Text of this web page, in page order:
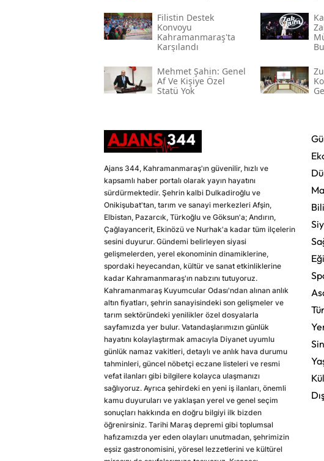
Filistin Destek
Konvoyu
Kahramanmaraş'ta
Karşılandı
Mehmet Şahin: Genel
Af Ve Kişiye Özel
Statü Yok
Ajans 344, Kahramanmaraş'ın güvenilir, hızlı ve
kapsamlı haber portalı olarak yayın hayatını
sürdürmektedir. Şehrin kalbi Dulkadiroğlu ve
Onikişubat'tan, tarım ve sanayi merkezleri Afşin,
Elbistan, Pazarcık, Türkoğlu ve Göksun'a; Andırın,
Çağlayancerit, Ekinözü ve Nurhak'a kadar tüm ilçelerin
sesini duyurur. Gündemi belirleyen siyasi
gelişmelerden, yerel ekonominin dinamiklerine,
spordaki heyecandan, kültür ve sanat etkinliklerine
kadar Kahramanmaraş'ın nabzını tutuyoruz.
Kahramanmaraş Kuyumcular Odası'ndan alınan anlık
altın fiyatları, şehrin sanayisindeki son gelişmeler ve
tarım sektöründeki yenilikler özel dosyalarla
sayfamızda yer bulur. Vatandaşlarımızın günlük
hayatını kolaylaştırmak amacıyla Diyanet uyumlu
günlük namaz vakitleri, detaylı ve anlık hava durumu
tahminleri, güncel nöbetçi eczane listeleri ve resmi
vefat ilanları gibi bilgilere kolayca ulaşmanızı
sağlıyoruz. Ayrıca şehirdeki en yeni iş ilanları, önemli
kamu duyuruları ve yaklaşan yerel ve genel seçim
sonuçları hakkında en doğru bilgiyi ilk bizden
öğrenirsiniz. Tarihi Maraş depremi gibi toplumsal
hafızamızda yer eden olayları unutmadan, şehrimizin
eşsiz gastronomisini, yöresel lezzetlerini ve kültürel